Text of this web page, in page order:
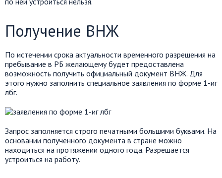
Получение ВНЖ
По истечении срока актуальности временного разрешения на
пребывание в РБ желающему будет предоставлена
возможность получить официальный документ ВНЖ. Для
этого нужно заполнить специальное заявления по форме 1-иг
лбг.
Запрос заполняется строго печатными большими буквами. На
основании полученного документа в стране можно
находиться на протяжении одного года. Разрешается
устроиться на работу.